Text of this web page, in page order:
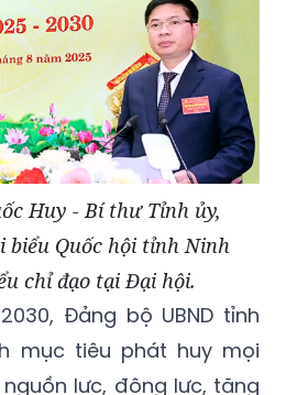
Huy - Bí thư Tỉnh ủy,
biểu Quốc hội tỉnh Ninh
chỉ đạo tại Đại hội.
Đảng bộ UBND tỉnh
mục tiêu phát huy mọi
lực, động lực, tăng